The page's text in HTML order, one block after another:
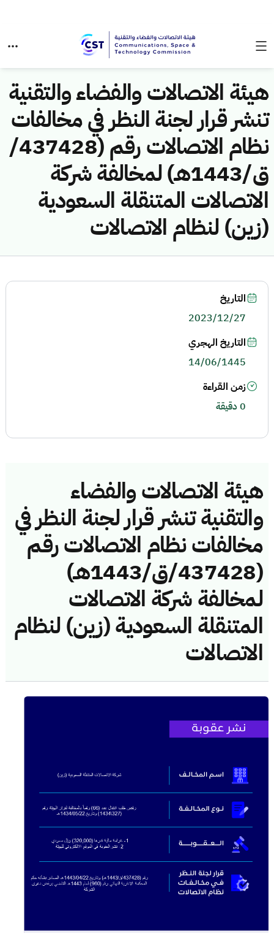
هيئة الاتصالات والفضاء والتقنية
تنشر قرار لجنة النظر في مخالفات
نظام الاتصالات رقم (437428/
ق/1443هـ) لمخالفة شركة
الاتصالات المتنقلة السعودية
(زين) لنظام الاتصالات
هيئة الاتصالات والفضاء
والتقنية تنشر قرار لجنة النظر في
مخالفات نظام الاتصالات رقم
(437428/ق/1443هـ)
لمخالفة شركة الاتصالات
المتنقلة السعودية (زين) لنظام
الاتصالات
التاريخ
2023/12/27
التاريخ الهجري
14/06/1445
زمن القراءة
0 دقيقة